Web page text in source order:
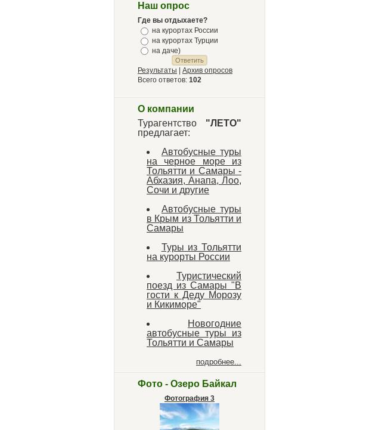
Наш опрос
Где вы отдыхаете?
на курортах России
на курортах Турции
на даче)
Результаты
Архив опросов
Всего ответов: 102
О компании
Турагентство "ЛЕТО"
предлагает:
Автобусные туры
на черное море из
Тольятти и Самары -
Абхазия, Анапа, Лоо,
Сочи и другие
Автобусные туры
в Крым из Тольятти и
Самары
Туры из Тольятти
на курорты России
Туристический
поезд из Самары "В
гости к Деду Морозу
и Кикиморе"
Новогодние
автобусные туры из
Тольятти и Самары
подробнее...
Фото - Озеро Байкал
Фотография 3